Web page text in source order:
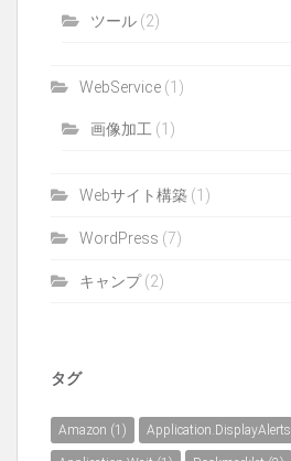
ツール (2)
WebService (1)
画像加工 (1)
Webサイト構築 (1)
WordPress (7)
キャンプ(2)
タグ
Amazon (1) Application.DisplayAlerts